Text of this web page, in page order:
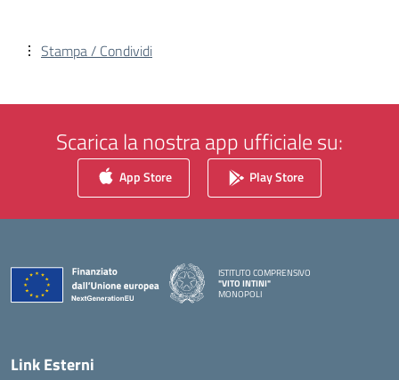
Stampa / Condividi
Scarica la nostra app ufficiale su:
App Store Play Store
ISTITUTO COMPRENSIVO
"VITO INTINI"
MONOPOLI
Link Esterni